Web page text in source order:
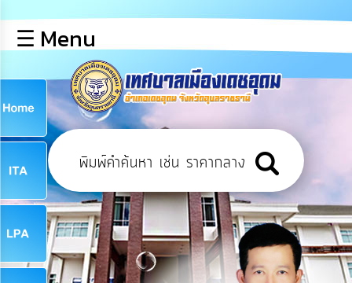
หลัก
ข้อมูล
พื้น
ฐาน
บุคลากร
ข่าว
ประชาสัมพันธ์
การ
☰ Menu